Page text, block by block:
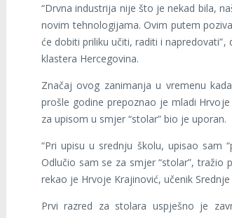
“Drvna industrija nije što je nekad bila,
novim tehnologijama. Ovim putem
će dobiti priliku učiti, raditi i
klastera Hercegovina.
Značaj ovog zanimanja u vremenu
prošle godine prepoznao je mladi
za upisom u smjer “stolar” bio je uporan.
“Pri upisu u srednju školu, upisao sam
Odlučio sam se za smjer “stolar”, tražio
rekao je Hrvoje Krajinović, učenik
Prvi razred za stolara uspješno je